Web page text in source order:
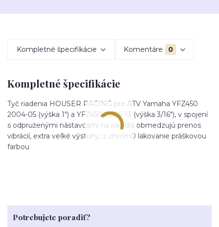
Kompletné špecifikácie Komentáre 0
Kompletné špecifikácie
Tyč riadenia HOUSER RACING pre ATV Yamaha YFZ450
2004-05 (výška 1") a YFZ450 2006-13 (výška 3/16"), v spojení
s odpruženými nástavcami na riadidlá obmedzujú prenos
vibrácií, extra veľké výstuhy, z chróm0 lakovanie práškovou
farbou
Potrebujete poradiť?